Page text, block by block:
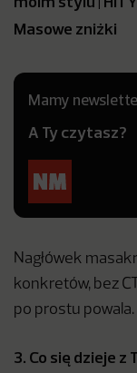
Masowe zniżki
Mamy
A Ty czytasz?
Nagłówek
konkretów, bez
po prostu powala.
3. Co się dzieje z